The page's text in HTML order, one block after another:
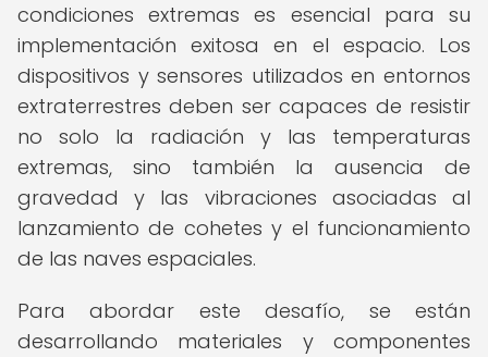
condiciones extremas es esencial para su
implementación exitosa en el espacio. Los
dispositivos y sensores utilizados en entornos
extraterrestres deben ser capaces de resistir
no solo la radiación y las temperaturas
extremas, sino también la ausencia de
gravedad y las vibraciones asociadas al
lanzamiento de cohetes y el funcionamiento
de las naves espaciales.
Para abordar este desafío, se están
desarrollando materiales y componentes